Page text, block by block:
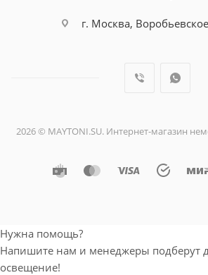
г. Москва,
2026 © MAYTONI.SU. Интернет-магазин
Нужна помощь?
Напишите нам и менеджеры подберут
освещение!